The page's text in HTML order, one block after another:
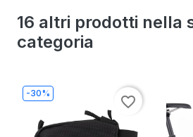
16 altri prodotti nella
categoria
-30%
favorite_border